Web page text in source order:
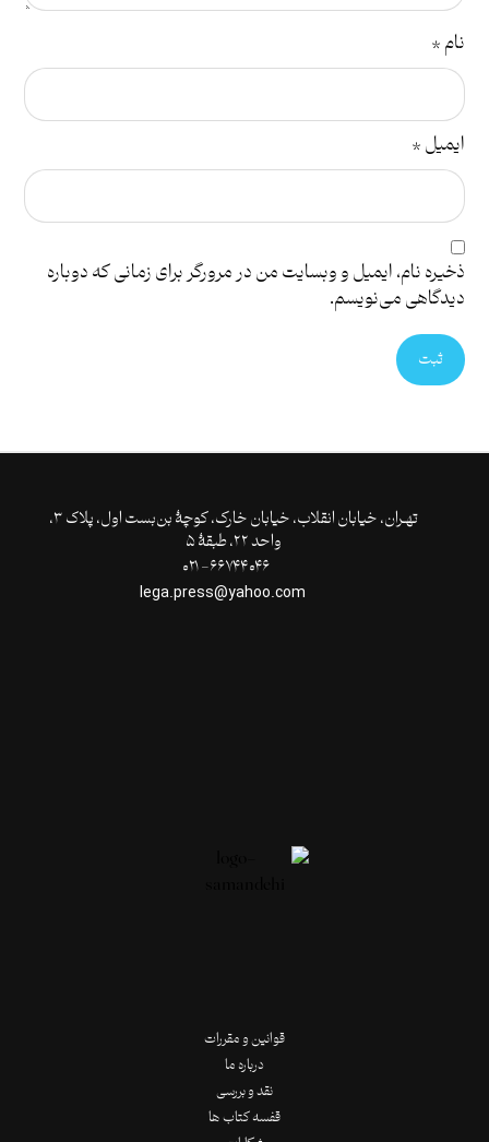
نام*
ایمیل*
ذخیره نام، ایمیل و وبسایت من در مرورگر برای زمانی که دوباره
دیدگاهی می‌نویسم.
ثبت
تهـران،‌ خیابان انقلاب، خیابان خارک، کوچۀ بن‌بست اول، پلاک ۳،
واحد ۲۲، طبقۀ ۵
قوانین و مقررات
درباره ما
نقد و بررسی
قفسه کتاب ها